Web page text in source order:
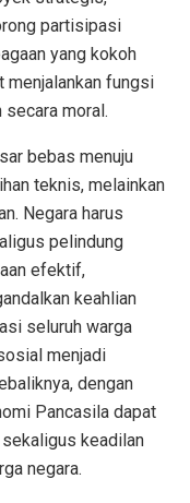
partisipasi
yang kokoh
menjalankan fungsi
moral.
bebas menuju
teknis, melainkan
Negara harus
pelindung
efektif,
keahlian
seluruh warga
menjadi
dengan
Pancasila dapat
keadilan
negara.